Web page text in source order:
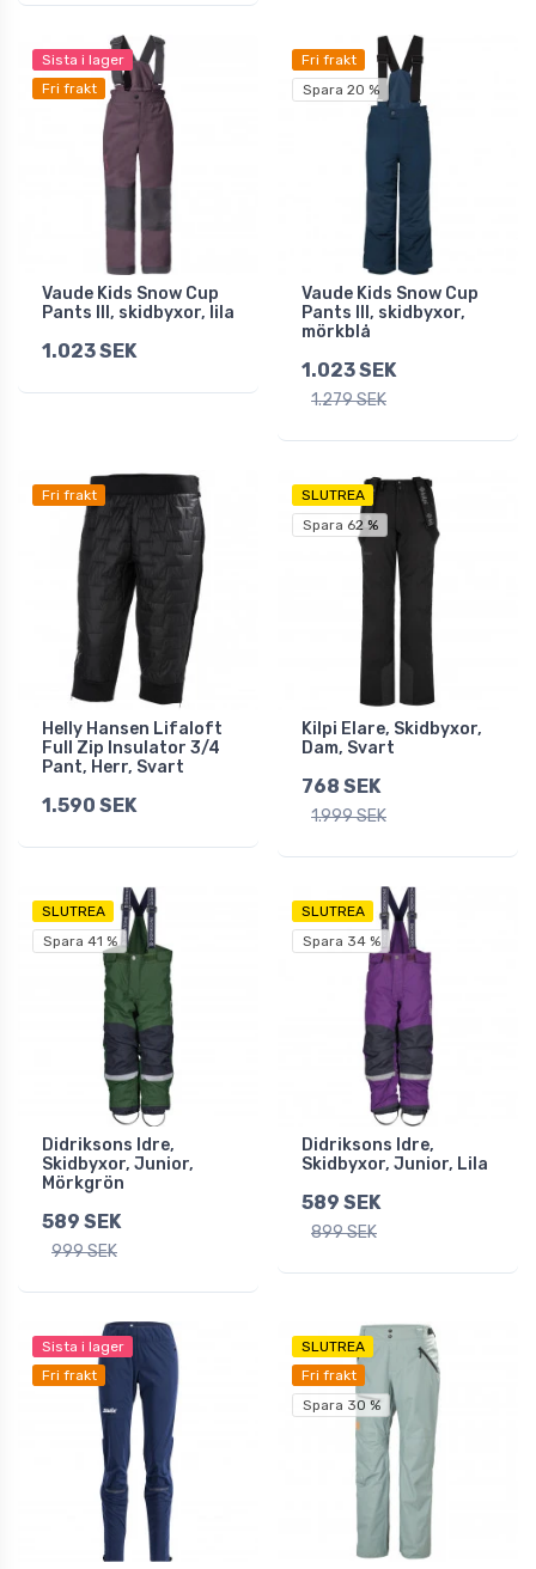
Sista i lager
Fri frakt
Vaude Kids Snow Cup
Pants III, skidbyxor, lila
1.023 SEK
Fri frakt
Spara 20 %
Vaude Kids Snow Cup
Pants III, skidbyxor,
mörkblå
1.023 SEK
1.279 SEK
Fri frakt
Helly Hansen Lifaloft
Full Zip Insulator 3/4
Pant, Herr, Svart
1.590 SEK
SLUTREA
Spara 62 %
Kilpi Elare, Skidbyxor,
Dam, Svart
768 SEK
1.999 SEK
SLUTREA
Spara 41 %
Didriksons Idre,
Skidbyxor, Junior,
Mörkgrön
589 SEK
999 SEK
SLUTREA
Spara 34 %
Didriksons Idre,
Skidbyxor, Junior, Lila
589 SEK
899 SEK
Sista i lager
Fri frakt
SLUTREA
Fri frakt
Spara 30 %